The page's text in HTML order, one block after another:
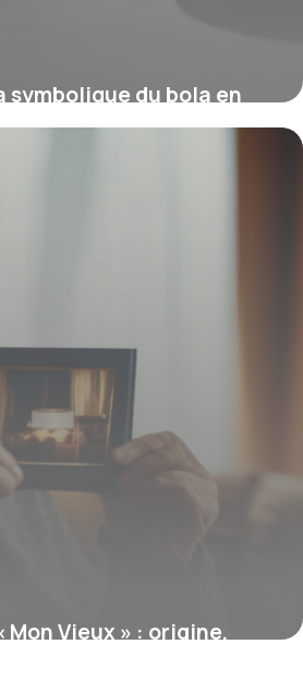
symbolique du bola en
et tendance
Mon Vieux » : origine,